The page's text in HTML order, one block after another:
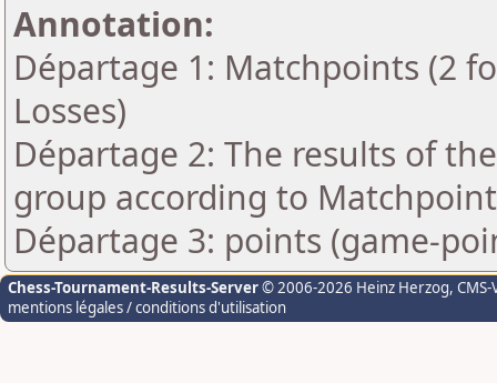
Annotation:
Départage 1: Matchpoints (2
Losses)
Départage 2: The results of
group according to
Départage 3: points (game-
Chess-Tournament-Results-Server© 2006-2026 Heinz Herzog,
mentions légales / conditions d'utilisation